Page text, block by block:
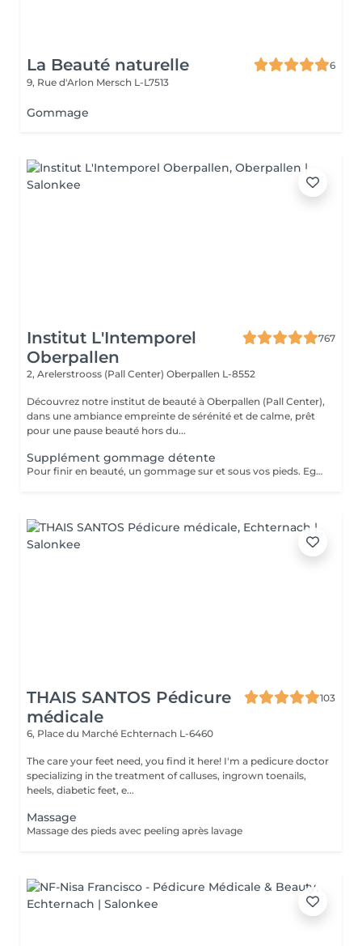
La Beauté naturelle
6
9, Rue d'Arlon Mersch L-L7513
Gommage
Institut L'Intemporel
Oberpallen
767
2, Arelerstrooss (Pall Center) Oberpallen L-8552
Découvrez notre institut de beauté à Oberpallen (Pall Center),
dans une ambiance empreinte de sérénité et de calme, prêt
pour une pause beauté hors du...
Supplément gommage détente
Pour finir en beauté, un gommage sur et sous vos pieds. Egalement entre les orteils. Pour une meilleure pénétration de la crème pieds. Uniquement avec un service de beauté des pieds / pédicurie effectué à l institut le même jour .
THAIS SANTOS Pédicure
médicale
103
6, Place du Marché Echternach L-6460
The care your feet need, you find it here! I'm a pedicure doctor
specializing in the treatment of calluses, ingrown toenails,
heels, diabetic feet, e...
Massage
Massage des pieds avec peeling après lavage